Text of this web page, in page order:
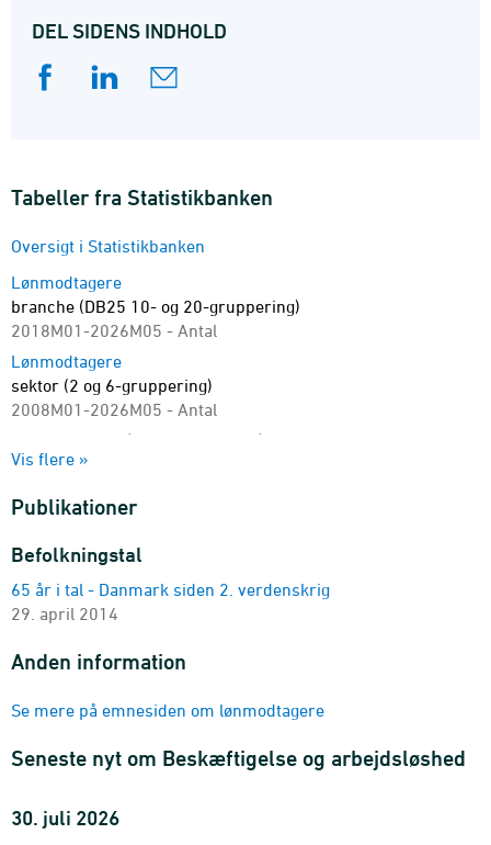
DEL SIDENS INDHOLD
Tabeller fra Statistikbanken
Oversigt i Statistikbanken
Lønmodtagere
branche (DB25 10- og 20-gruppering)
2018M01-2026M05 - Antal
Lønmodtagere
sektor (2 og 6-gruppering)
2008M01-2026M05 - Antal
Lønmodtagere (sæsonkorrigeret)
branche (DB25 10- og 20-gruppering)
Lønmodtagere (sæsonkorrigeret)
sektor (2 og 6-gruppering)
2018M01-2026M05 - Antal
Lønmodtagere
enhed, branche (DB25 10- og 20-gruppering), køn og
2018K1-2026K1 - Antal
Lønmodtagere
enhed, bopælslandsdel, branche (DB25 10- og 20-
gruppering) og køn
2018K1-2026K1 - Antal
enhed, sektor (2-gruppering), alder (10-års intervaller) og
Vis flere »
Publikationer
Befolkningstal
65 år i tal - Danmark siden 2. verdenskrig
29. april 2014
Anden information
Se mere på emnesiden om lønmodtagere
Seneste nyt om Beskæftigelse og arbejdsløshed
30. juli 2026